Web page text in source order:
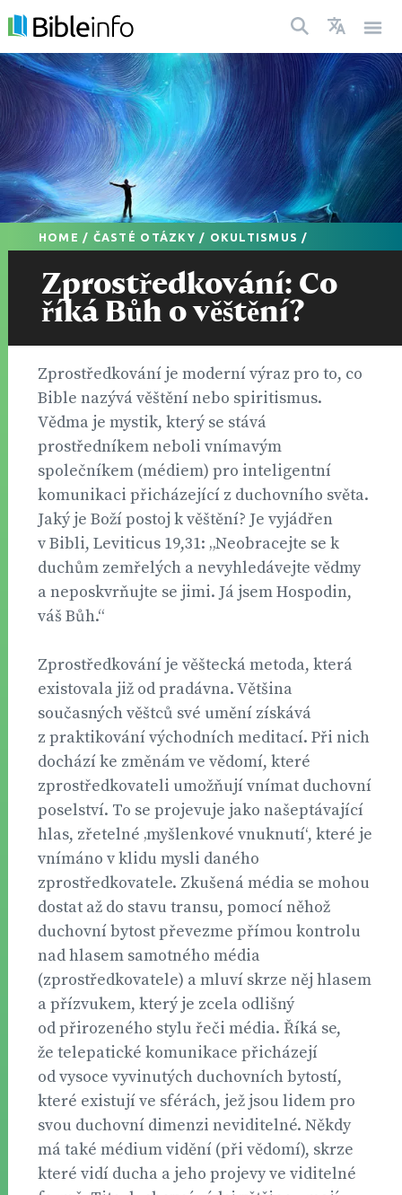
HOME / ČASTÉ OTÁZKY / OKULTISMUS /
Zprostředkování: Co
říká Bůh o věštění?
Zprostředkování je moderní výraz pro to, co
Bible nazývá věštění nebo spiritismus.
Vědma je mystik, který se stává
prostředníkem neboli vnímavým
společníkem (médiem) pro inteligentní
komunikaci přicházející z duchovního světa.
Jaký je Boží postoj k věštění? Je vyjádřen
v Bibli, Leviticus 19,31: „Neobracejte se k
duchům zemřelých a nevyhledávejte vědmy
a neposkvrňujte se jimi. Já jsem Hospodin,
váš Bůh.“
Zprostředkování je věštecká metoda, která
existovala již od pradávna. Většina
současných věštců své umění získává
z praktikování východních meditací. Při nich
dochází ke změnám ve vědomí, které
zprostředkovateli umožňují vnímat duchovní
poselství. To se projevuje jako našeptávající
hlas, zřetelné ‚myšlenkové vnuknutí‘, které je
vnímáno v klidu mysli daného
zprostředkovatele. Zkušená média se mohou
dostat až do stavu transu, pomocí něhož
duchovní bytost převezme přímou kontrolu
nad hlasem samotného média
(zprostředkovatele) a mluví skrze něj hlasem
a přízvukem, který je zcela odlišný
od přirozeného stylu řeči média. Říká se,
že telepatické komunikace přicházejí
od vysoce vyvinutých duchovních bytostí,
které existují ve sférách, jež jsou lidem pro
svou duchovní dimenzi neviditelné. Někdy
má také médium vidění (při vědomí), skrze
které vidí ducha a jeho projevy ve viditelné